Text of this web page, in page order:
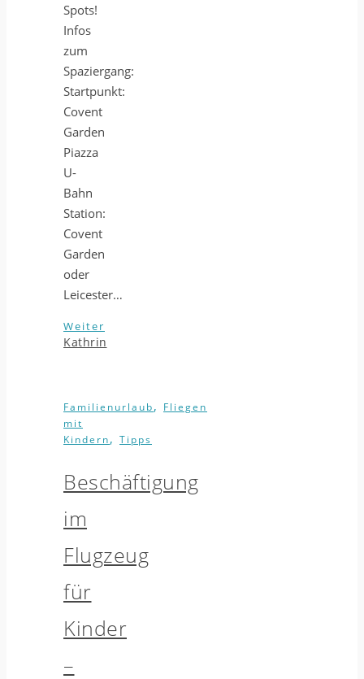
Spots!
Infos
zum
Spaziergang:
Startpunkt:
Covent
Garden
Piazza
U-
Bahn
Station:
Covent
Garden
oder
Leicester…
Weiter
Kathrin
Familienurlaub, Fliegen
mit
Kindern, Tipps
Beschäftigung
im
Flugzeug
für
Kinder
–